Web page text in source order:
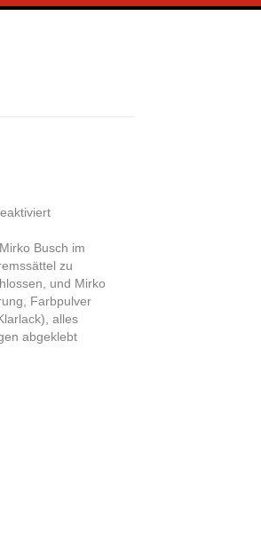
für
04
Busch im
zu
und Mirko
Farbpulver
alles
abgeklebt